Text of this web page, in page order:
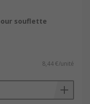
souflette
8,44 €/unité